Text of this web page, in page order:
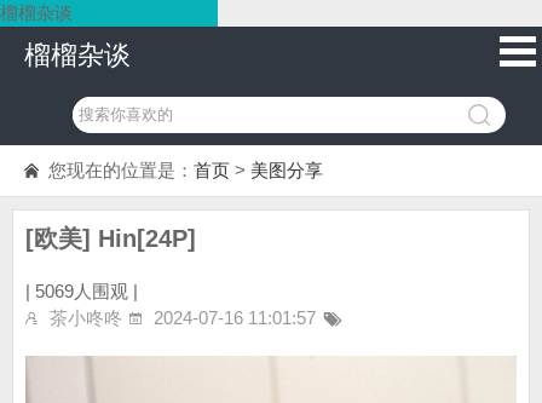
榴榴杂谈
榴榴杂谈
您现在的位置是： 首页 > 美图分享
[欧美] Hin[24P]
| 5069人围观 |
茶小咚咚
2024-07-16 11:01:57